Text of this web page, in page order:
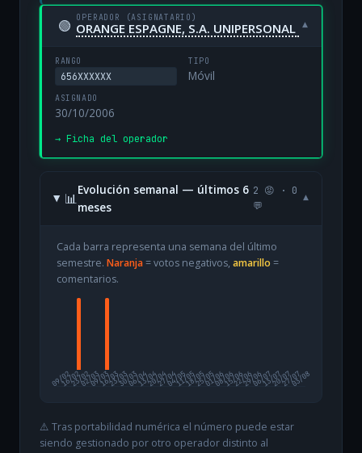
🟢 OPERADOR (ASIGNATARIO)
ORANGE ESPAGNE, S.A. UNIPERSONAL ▾
RANGO
656XXXXXX
TIPO
Móvil
ASIGNADO
30/10/2006
→ Ficha del operador
📊
Evolución semanal — últimos 6
meses
2 😡 · 0
💬
▾
Cada barra representa una semana del último
semestre. Naranja= votos negativos, amarillo =
comentarios.
09/02
16/0223/0202/0309/0316/0323/0330/0306/0413/0420/0427/0404/0511/0518/0525/0501/0608/0615/0622/0629/0606/0713/0720/0727/07
03/08
⚠️ Tras portabilidad numérica el número puede estar
siendo gestionado por otro operador distinto al